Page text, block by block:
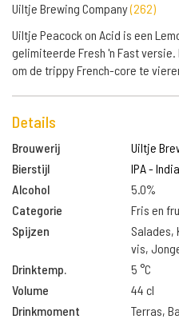
Uiltje Brewing Company(262)
Uiltje Peacock on Acid is een
gelimiteerde Fresh 'n Fast versie.
om de trippy French-core te
Details
Brouwerij
Uiltje
Bierstijl
IPA -
Alcohol
5.0%
Categorie
Fris en
Spijzen
Salades,
vis,
Drinktemp.
5 °C
Volume
44 cl
Drinkmoment
Terras,